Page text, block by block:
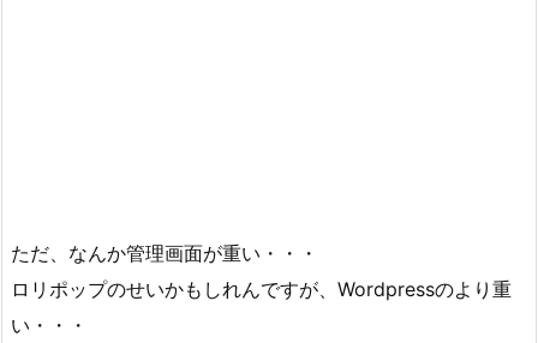
ただ、なんか管理画面が重い・・・
ロリポップのせいかもしれんですが、Wordpressのより重
い・・・